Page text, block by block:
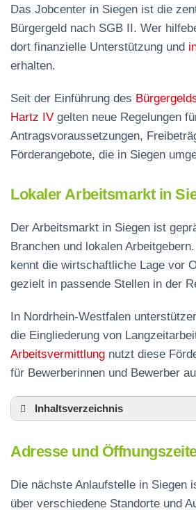
Das Jobcenter in Siegen ist die
Bürgergeld nach SGB II. Wer
dort finanzielle Unterstützung und
erhalten.
Seit der Einführung des
Hartz IV gelten neue Regelungen
Antragsvoraussetzungen,
Förderangebote, die in Siegen
Lokaler Arbeitsmarkt in
Der Arbeitsmarkt in Siegen ist
Branchen und lokalen
kennt die wirtschaftliche Lage vor
gezielt in passende Stellen in der
In Nordrhein-Westfalen
die Eingliederung von
Arbeitsvermittlung nutzt diese
für Bewerberinnen und Bewerber
Inhaltsverzeichnis
Leistungen der
Termin vereinbaren und
Jobcenter Siegen-
Adresse und
Die nächste Anlaufstelle in Siegen
über verschiedene Standorte und